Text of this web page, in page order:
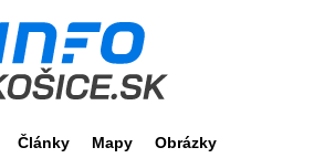
Články Mapy Obrázky